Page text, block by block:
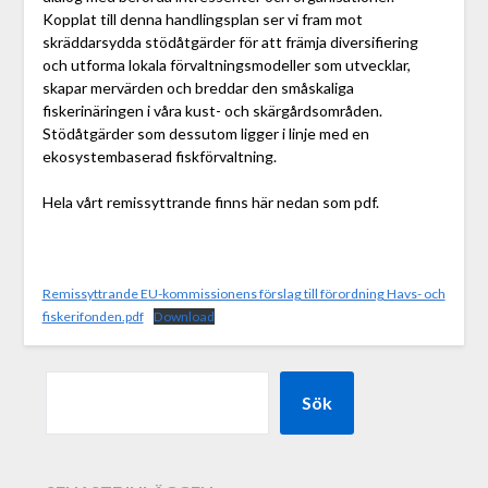
Kopplat till denna handlingsplan ser vi fram mot
skräddarsydda stödåtgärder för att främja diversifiering
och utforma lokala förvaltningsmodeller som utvecklar,
skapar mervärden och breddar den småskaliga
fiskerinäringen i våra kust- och skärgårdsområden.
Stödåtgärder som dessutom ligger i linje med en
ekosystembaserad fiskförvaltning.
Hela vårt remissyttrande finns här nedan som pdf.
Remissyttrande EU-kommissionens förslag till förordning Havs- och
fiskerifonden.pdf
Download
Sök